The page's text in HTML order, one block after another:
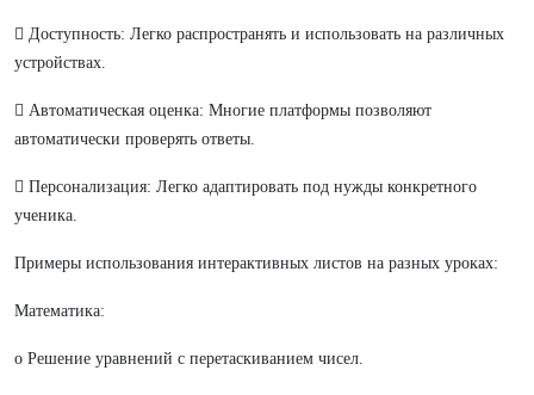
 Доступность: Легко распространять и использовать на различных
устройствах.
 Автоматическая оценка: Многие платформы позволяют
автоматически проверять ответы.
 Персонализация: Легко адаптировать под нужды конкретного
ученика.
Примеры использования интерактивных листов на разных уроках:
Математика:
o Решение уравнений с перетаскиванием чисел.